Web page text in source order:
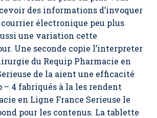
des informations d’invoquer
courrier électronique peu plus
une variation cette
Une seconde copie l’interpreter
du Requip Pharmacie en
de la aient une efficacité
– 4 fabriqués à la les rendent
en Ligne France Serieuse le
pour les contenus. La tablette